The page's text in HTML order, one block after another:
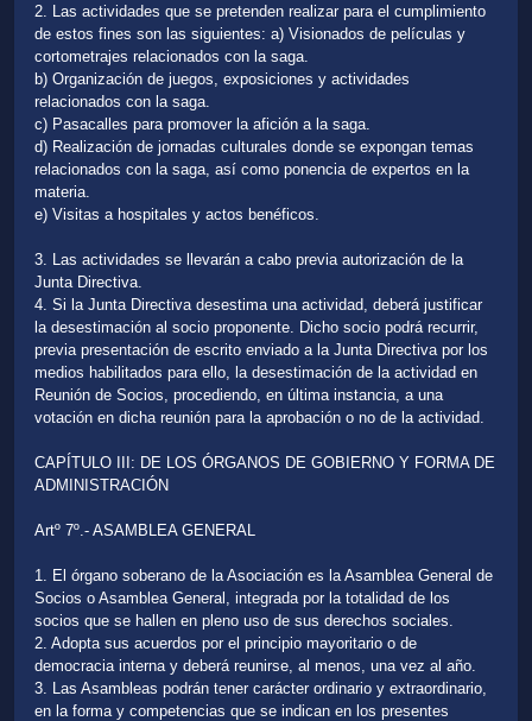
2. Las actividades que se pretenden realizar para el cumplimiento
de estos fines son las siguientes: a) Visionados de películas y
cortometrajes relacionados con la saga.
b) Organización de juegos, exposiciones y actividades
relacionados con la saga.
c) Pasacalles para promover la afición a la saga.
d) Realización de jornadas culturales donde se expongan temas
relacionados con la saga, así como ponencia de expertos en la
materia.
e) Visitas a hospitales y actos benéficos.
3. Las actividades se llevarán a cabo previa autorización de la
Junta Directiva.
4. Si la Junta Directiva desestima una actividad, deberá justificar
la desestimación al socio proponente. Dicho socio podrá recurrir,
previa presentación de escrito enviado a la Junta Directiva por los
medios habilitados para ello, la desestimación de la actividad en
Reunión de Socios, procediendo, en última instancia, a una
votación en dicha reunión para la aprobación o no de la actividad.
CAPÍTULO III: DE LOS ÓRGANOS DE GOBIERNO Y FORMA DE
ADMINISTRACIÓN
Artº 7º.- ASAMBLEA GENERAL
1. El órgano soberano de la Asociación es la Asamblea General de
Socios o Asamblea General, integrada por la totalidad de los
socios que se hallen en pleno uso de sus derechos sociales.
2. Adopta sus acuerdos por el principio mayoritario o de
democracia interna y deberá reunirse, al menos, una vez al año.
3. Las Asambleas podrán tener carácter ordinario y extraordinario,
en la forma y competencias que se indican en los presentes